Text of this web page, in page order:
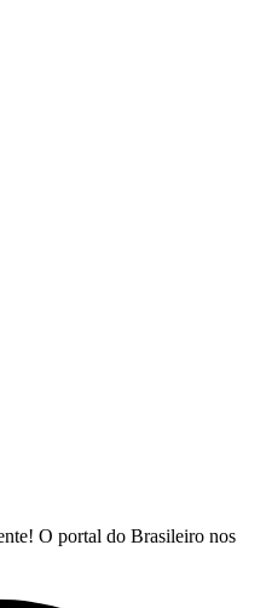
O portal do Brasileiro nos